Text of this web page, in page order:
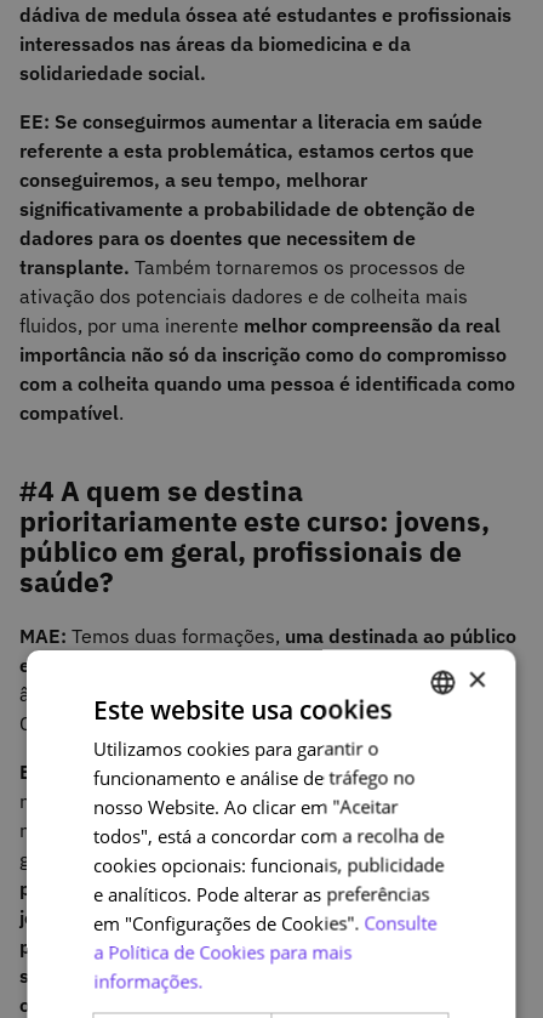
dádiva de medula óssea até estudantes e profissionais
interessados nas áreas da biomedicina e da
solidariedade social.
EE: Se conseguirmos aumentar a literacia em saúde
referente a esta problemática, estamos certos que
conseguiremos, a seu tempo, melhorar
significativamente a probabilidade de obtenção de
dadores para os doentes que necessitem de
transplante. Também tornaremos os processos de
ativação dos potenciais dadores e de colheita mais
fluidos, por uma inerente melhor compreensão da real
importância não só da inscrição como do compromisso
com a colheita quando uma pessoa é identificada como
compatível.
#4 A quem se destina
prioritariamente este curso: jovens,
público em geral, profissionais de
saúde?
MAE: Temos duas formações, uma destinada ao público
em geral e outra a profissionais de saúde
, ambas no
âmbito da digitalização do processo de inscrição no
CEDACE.
EE:
Como referido previamente, um dos cursos é focado
nos profissionais envolvidos no processo de inscrição de
novos dadores, sendo o segundo aberto ao público em
geral. Dado que o sucesso do transplante de
progenitores hematopoiéticos é maior quanto mais
jovem for a potencial pessoa dadora, e que é menos
provável que o processo de doação da mesma seja
suspenso por motivos clínicos quanto mais jovem for,
optámos por redução da idade para inscrição no
ENGLISH
×
Este website usa cookies
Utilizamos cookies para garantir o
funcionamento e análise de tráfego no
nosso Website. Ao clicar em "Aceitar
todos", está a concordar com a recolha de
cookies opcionais: funcionais, publicidade
e analíticos. Pode alterar as preferências
em "Configurações de Cookies". Consulte
a Política de Cookies para mais
informações.